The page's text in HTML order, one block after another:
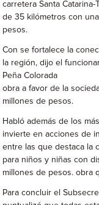
carretera Santa
de 35 kilómetros con
pesos.
Con se fortalece la
la región, dijo el
Peña Colorada
obra a favor de la
millones de pesos.
Habló además de los
invierte en acciones de
entre las que destaca la
para niños y niñas con
millones de pesos. obra
Para concluir el